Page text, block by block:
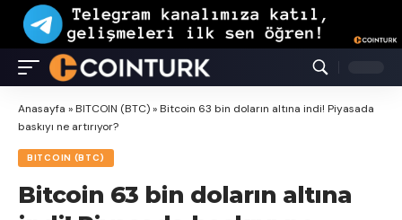
Anasayfa »BITCOIN (BTC)»Bitcoin 63 bin doların altına indi! Piyasada
baskıyı ne artırıyor?
BITCOIN (BTC)
Bitcoin 63 bin doların altına